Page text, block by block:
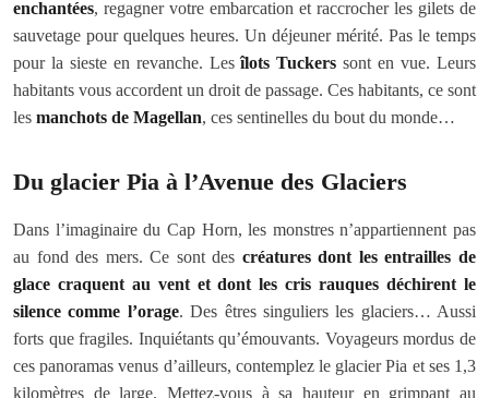
enchantées, regagner votre embarcation et raccrocher les gilets de
sauvetage pour quelques heures. Un déjeuner mérité. Pas le temps
pour la sieste en revanche. Lesîlots Tuckers sont en vue. Leurs
habitants vous accordent un droit de passage. Ces habitants, ce sont
les manchots de Magellan, ces sentinelles du bout du monde…
Du glacier Pia à l’Avenue des Glaciers
Dans l’imaginaire du Cap Horn, les monstres n’appartiennent pas
au fond des mers. Ce sont des créatures dont les entrailles de
glace craquent au vent et dont les cris rauques déchirent le
silence comme l’orage. Des êtres singuliers les glaciers… Aussi
forts que fragiles. Inquiétants qu’émouvants. Voyageurs mordus de
ces panoramas venus d’ailleurs, contemplez le glacier Pia et ses 1,3
kilomètres de large. Mettez-vous à sa hauteur en grimpant au